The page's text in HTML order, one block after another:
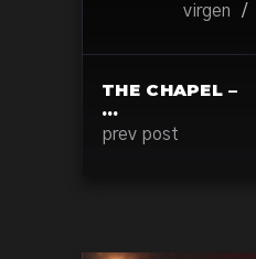
virgen
/
THE CHAPEL –
…
prev post